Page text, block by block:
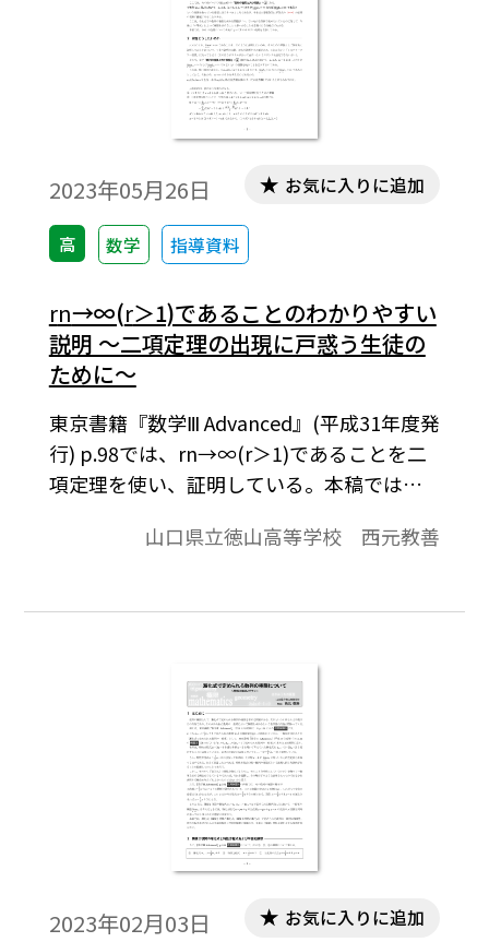
2023年05月26日
高 数学 指導資料
お気に入りに追加
rn→∞(r＞1)であることのわかりやすい
説明 ～二項定理の出現に戸惑う生徒の
ために～
東京書籍『数学Ⅲ Advanced』(平成31年度発
行) p.98では、rn→∞(r＞1)であることを二
項定理を使い、証明している。本稿ではこ
<rt>・・</rt></ruby>わかりやすい説明にチ
山口県立徳山高等学校 西元教善
2023年02月03日 お気に入りに追加